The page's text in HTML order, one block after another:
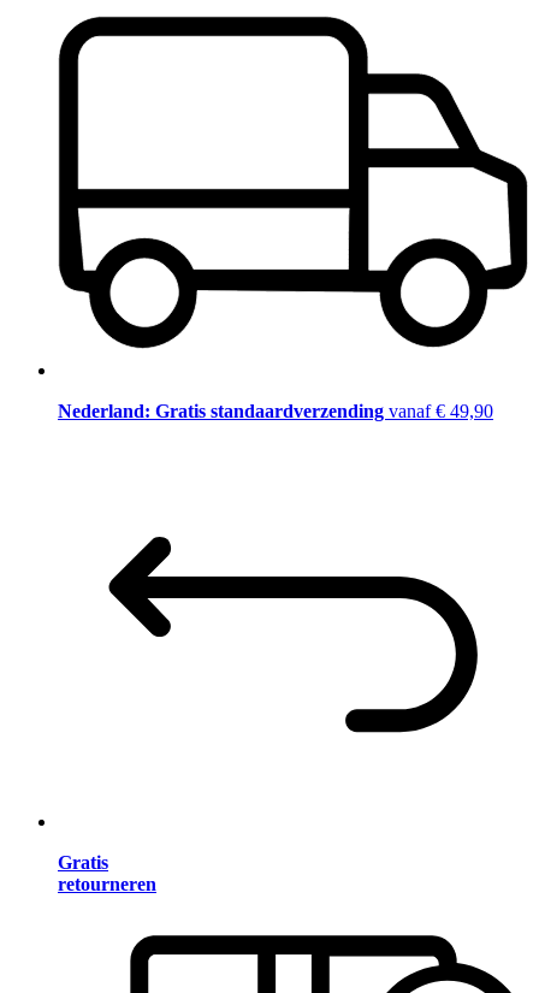
Nederland: Gratis standaardverzending vanaf € 49,90
Gratis
retourneren